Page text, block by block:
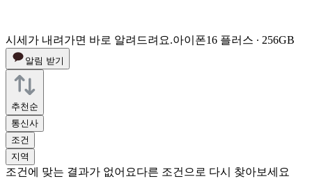
시세가 내려가면 바로 알려드려요.아이폰16 플러스 ∙ 256GB
알림 받기
추천순
통신사
조건
지역
조건에 맞는 결과가 없어요다른 조건으로 다시 찾아보세요